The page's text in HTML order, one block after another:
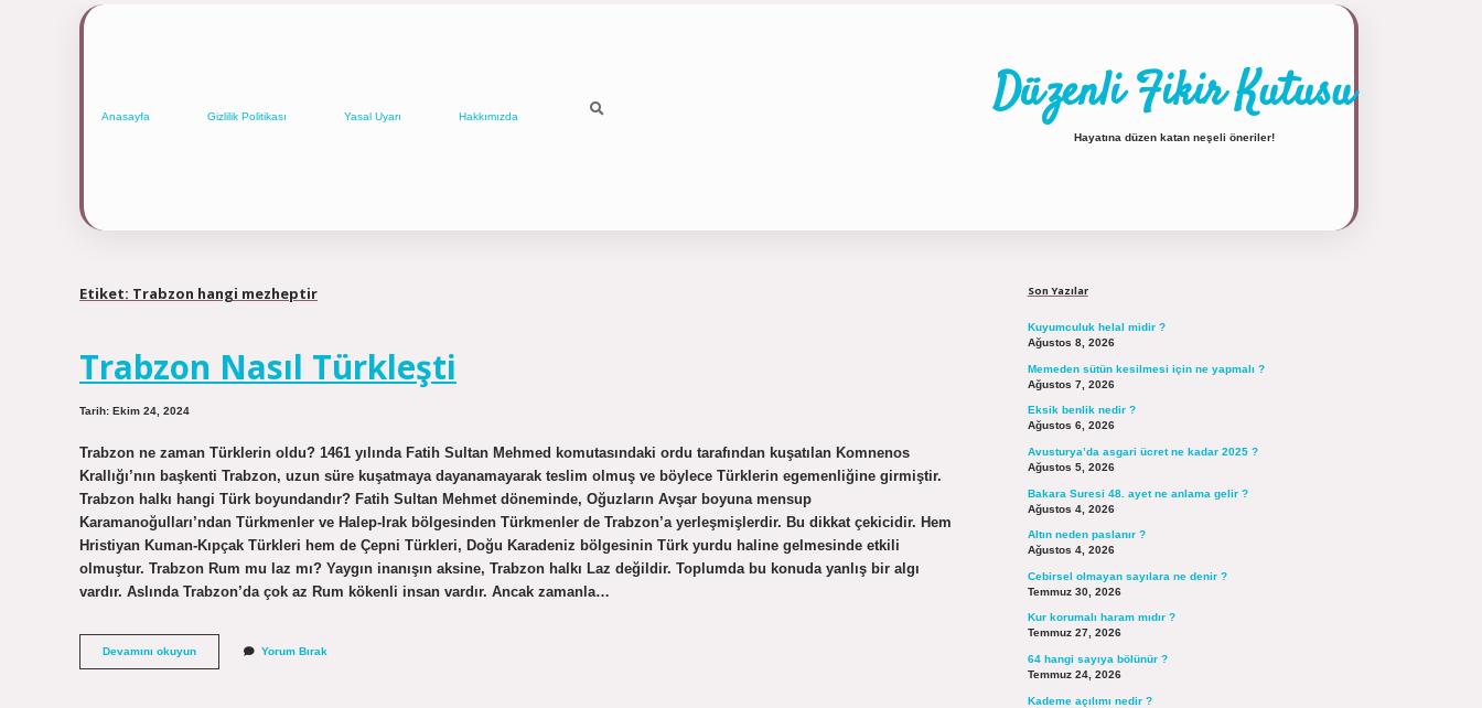
Anasayfa Gizlilik Politikası Yasal Uyarı Hakkımızda Düzenli Fikir Kutusu
Hayatına düzen katan neşeli öneriler!
Etiket: Trabzon hangi mezheptir
Trabzon Nasıl Türkleşti
Tarih: Ekim 24, 2024
Trabzon ne zaman Türklerin oldu? 1461 yılında Fatih Sultan Mehmed komutasındaki ordu tarafından kuşatılan Komnenos
Krallığı’nın başkenti Trabzon, uzun süre kuşatmaya dayanamayarak teslim olmuş ve böylece Türklerin egemenliğine girmiştir.
Trabzon halkı hangi Türk boyundandır? Fatih Sultan Mehmet döneminde, Oğuzların Avşar boyuna mensup
Karamanoğulları’ndan Türkmenler ve Halep-Irak bölgesinden Türkmenler de Trabzon’a yerleşmişlerdir. Bu dikkat çekicidir. Hem
Hristiyan Kuman-Kıpçak Türkleri hem de Çepni Türkleri, Doğu Karadeniz bölgesinin Türk yurdu haline gelmesinde etkili
olmuştur. Trabzon Rum mu laz mı? Yaygın inanışın aksine, Trabzon halkı Laz değildir. Toplumda bu konuda yanlış bir algı
vardır. Aslında Trabzon’da çok az Rum kökenli insan vardır. Ancak zamanla…
Devamını okuyunTrabzon
Nasıl
Yorum Bırak
Son Yazılar
Kuyumculuk helal midir ?
Ağustos 8, 2026
Memeden sütün kesilmesi için ne yapmalı ?
Ağustos 7, 2026
Eksik benlik nedir ?
Ağustos 6, 2026
Avusturya’da asgari ücret ne kadar 2025 ?
Ağustos 5, 2026
Bakara Suresi 48. ayet ne anlama gelir ?
Ağustos 4, 2026
Altın neden paslanır ?
Ağustos 4, 2026
Cebirsel olmayan sayılara ne denir ?
Temmuz 30, 2026
Kur korumalı haram mıdır ?
Temmuz 27, 2026
64 hangi sayıya bölünür ?
Temmuz 24, 2026
Kademe açılımı nedir ?